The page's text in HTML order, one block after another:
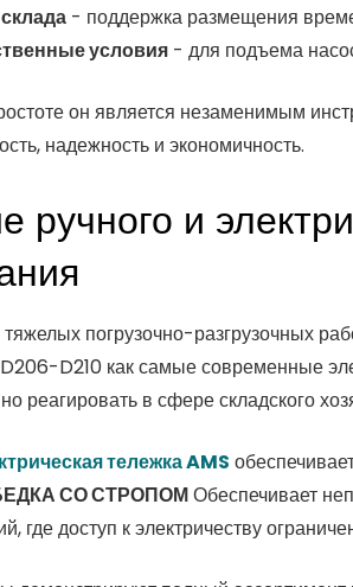
- поддержка размещения
условия - для подъема
он является незаменимым
надежность и экономичность.
ручного и
тяжелых погрузочно-разгрузочных
D210 как самые современные
реагировать в сфере складского
тележка AMS
СО СТРОПОМОбеспечивает
где доступ к электричеству